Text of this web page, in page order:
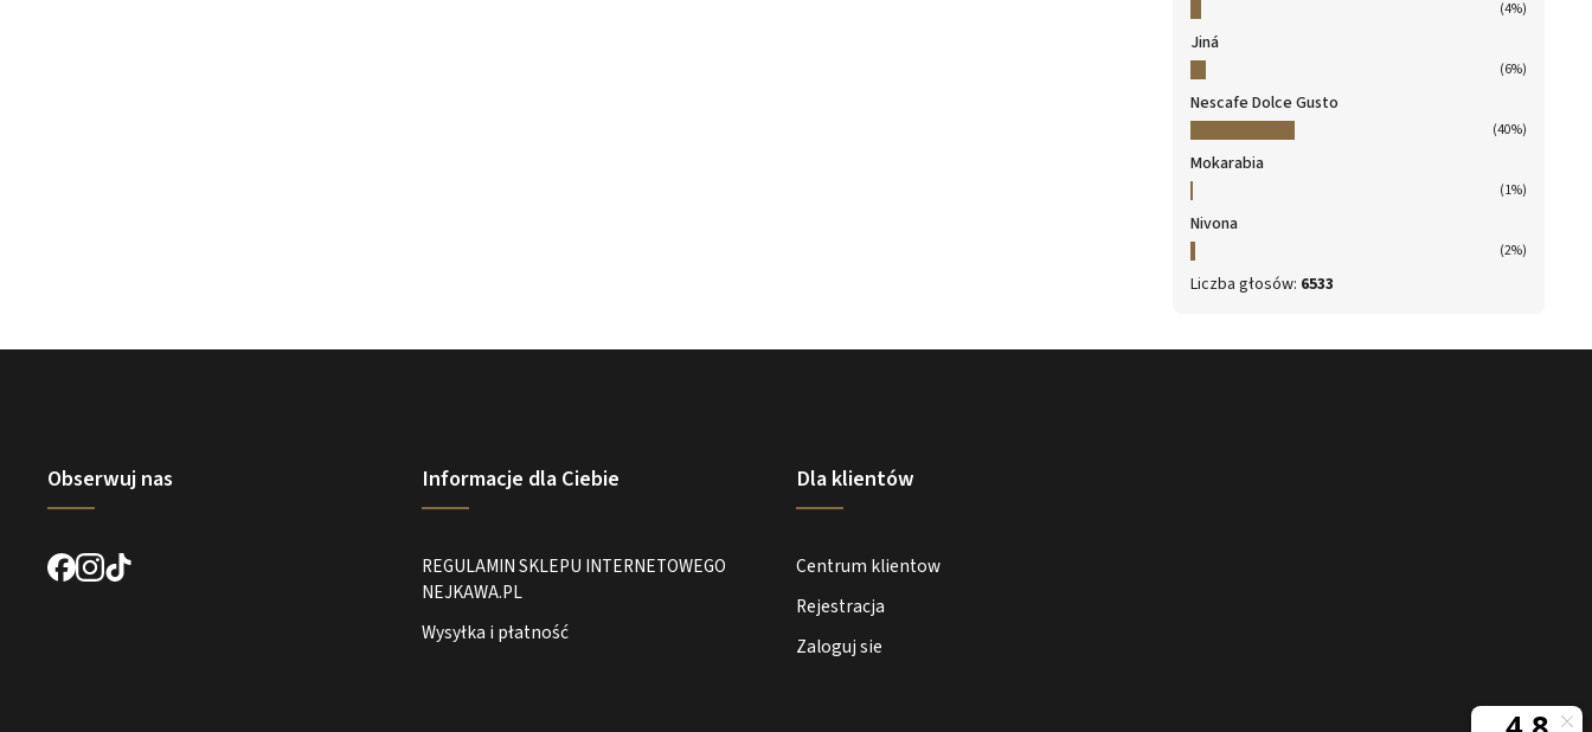
(4%)
Jiná
(6%)
Nescafe Dolce Gusto
(40%)
Mokarabia
(1%)
Nivona
(2%)
Liczba głosów: 6533
Obserwuj nas Informacje dla Ciebie
REGULAMIN SKLEPU INTERNETOWEGO
NEJKAWA.PL
Wysyłka i płatność
Dla klientów
Centrum klientow
Rejestracja
Zaloguj sie